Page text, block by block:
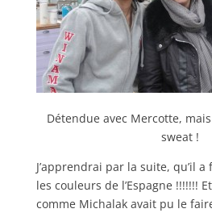
Détendue avec Mercotte,
sweat !
J’apprendrai par la suite, qu’il
les couleurs de l’Espagne !!!!!!!
comme Michalak avait pu le